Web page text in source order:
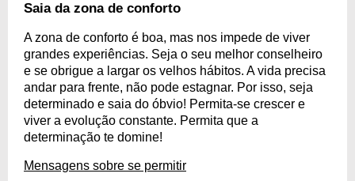
Saia da zona de conforto
A zona de conforto é boa, mas nos impede de viver
grandes experiências. Seja o seu melhor conselheiro
e se obrigue a largar os velhos hábitos. A vida precisa
andar para frente, não pode estagnar. Por isso, seja
determinado e saia do óbvio! Permita-se crescer e
viver a evolução constante. Permita que a
determinação te domine!
Mensagens sobre se permitir